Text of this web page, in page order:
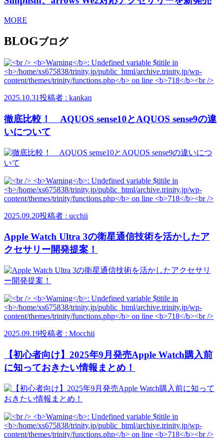
MORE
BLOGブログ
2025.10.31投稿者 : kankan
徹底比較！ AQUOS sense10とAQUOS sense9の違
いについて
2025.09.20投稿者 : ucchii
Apple Watch Ultra 3の衛星通信技術を活かしたア
クセサリー開発提案！
2025.09.19投稿者 : Mocchii
【初心者向け】2025年9月発売Apple Watch購入前
に知っておきたい情報まとめ！